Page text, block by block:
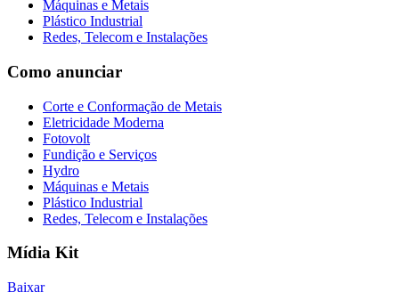
Máquinas e Metais
Plástico Industrial
Redes, Telecom e Instalações
Como anunciar
Corte e Conformação de Metais
Eletricidade Moderna
Fotovolt
Fundição e Serviços
Hydro
Máquinas e Metais
Plástico Industrial
Redes, Telecom e Instalações
Mídia Kit
Baixar